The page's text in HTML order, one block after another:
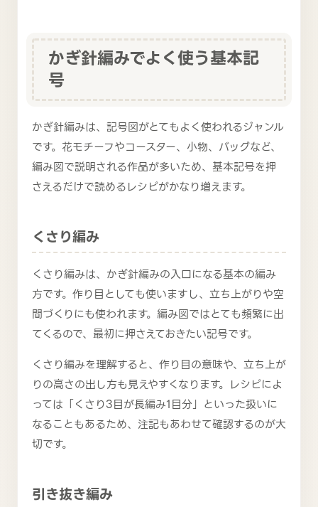
かぎ針編みでよく使う基本記
号
かぎ針編みは、記号図がとてもよく使われるジャンル
です。花モチーフやコースター、小物、バッグなど、
編み図で説明される作品が多いため、基本記号を押
さえるだけで読めるレシピがかなり増えます。
くさり編み
くさり編みは、かぎ針編みの入口になる基本の編み
方です。作り目としても使いますし、立ち上がりや空
間づくりにも使われます。編み図ではとても頻繁に出
てくるので、最初に押さえておきたい記号です。
くさり編みを理解すると、作り目の意味や、立ち上が
りの高さの出し方も見えやすくなります。レシピによ
っては「くさり3目が長編み1目分」といった扱いに
なることもあるため、注記もあわせて確認するのが大
切です。
引き抜き編み